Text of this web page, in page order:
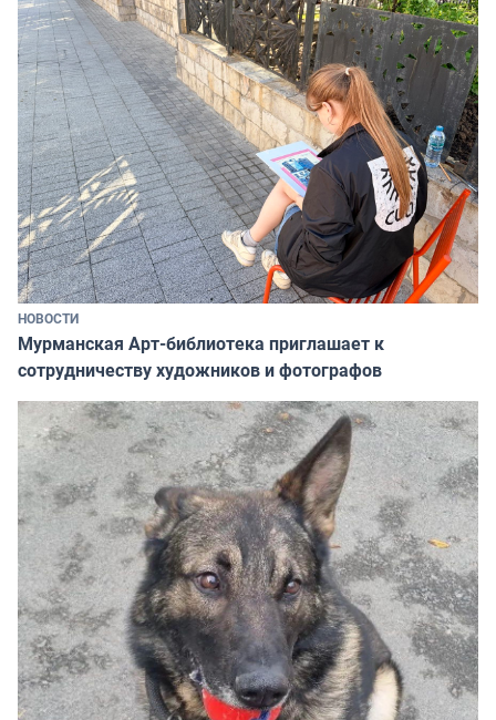
НОВОСТИ
Мурманская Арт-библиотека приглашает к
сотрудничеству художников и фотографов